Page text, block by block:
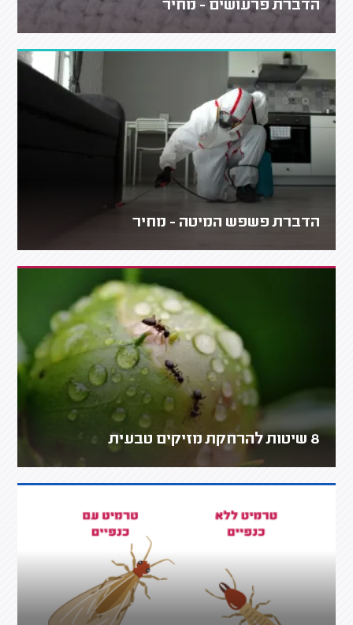
הדברת פרעושים - מחיר
הדברת פשפש המיטה - מחיר
8 שיטות להרחקת מזיקים טבעית